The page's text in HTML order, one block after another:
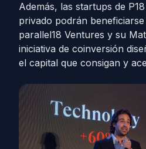
Además, las startups de
privado podrán
parallel18 Ventures y su
iniciativa de coinversión
el capital que consigan y